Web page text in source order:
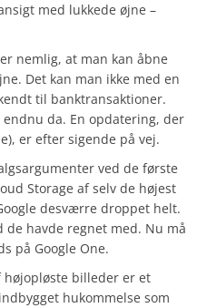
med lukkede øjne –
nemlig, at man kan åbne
Det kan man ikke med en
til banktransaktioner.
da. En opdatering, der
er efter sigende på vej.
ved de første
Storage af selv de højest
desværre droppet helt.
de havde regnet med. Nu må
på Google One.
højopløste billeder er et
hukommelse som